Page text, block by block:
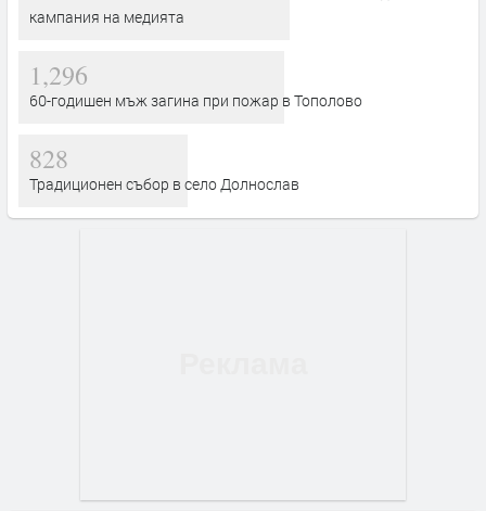
кампания на медията
1,296
60-годишен мъж загина при пожар в Тополово
828
Традиционен събор в село Долнослав